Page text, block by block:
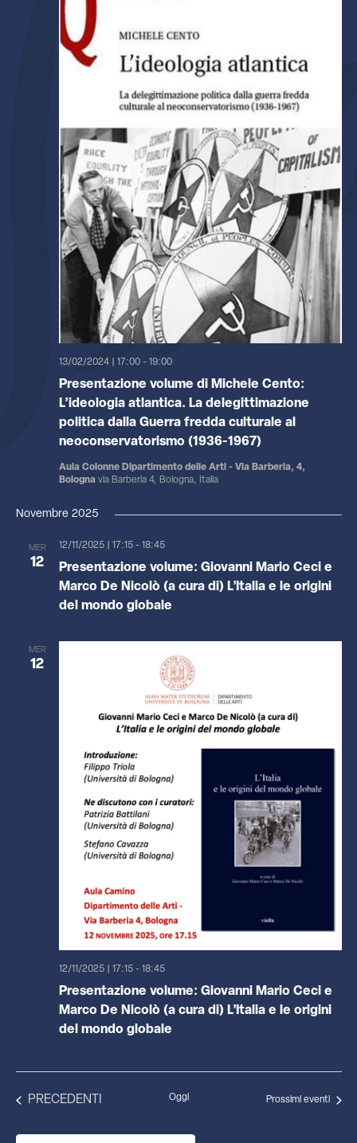
Presentazione volume di Michele Cento:
L’ideologia atlantica. La delegittimazione
politica dalla Guerra fredda culturale al
neoconservatorismo (1936-1967)
13/02/2024 | 17:00- 19:00
Aula Colonne Dipartimento delle Arti - Via Barberia, 4,
Bologna via Barberia 4, Bologna, Italia
Novembre 2025
MER
12
Presentazione volume: Giovanni Mario Ceci e
Marco De Nicolò (a cura di) L’Italia e le origini
del mondo globale
12/11/2025 | 17:15- 18:45
MER
12
Presentazione volume: Giovanni Mario Ceci e
Marco De Nicolò (a cura di) L’Italia e le origini
del mondo globale
12/11/2025 | 17:15- 18:45
EVENTI
PRECEDENTI Oggi Prossimi eventi